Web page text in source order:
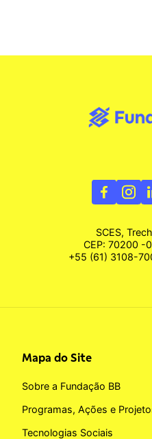
SCES,
CEP: 70200 -
+55 (61) 3108-
Mapa do Site
Sobre a Fundação BB
Programas, Ações e
Tecnologias Sociais